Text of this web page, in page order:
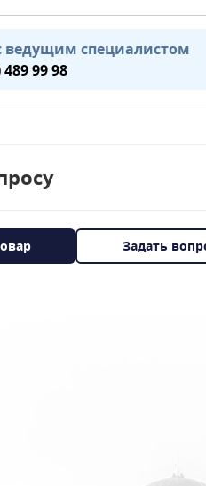
ведущим специалистом
489 99 98
Задать